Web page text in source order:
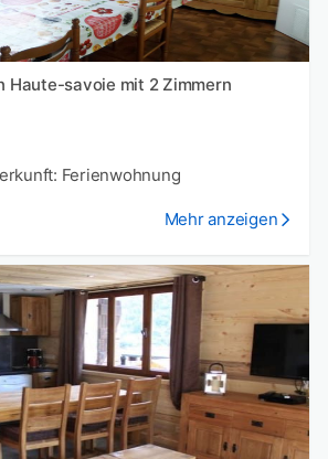
Haute-savoie mit 2 Zimmern
Ferienwohnung
Mehr anzeigen